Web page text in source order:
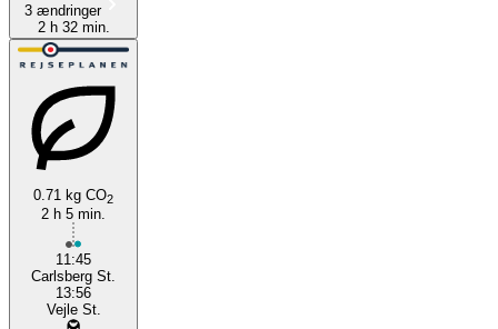
3 ændringer
2 h 32 min.
0.71 kg CO2
2 h 5 min.
11:45
Carlsberg St.
13:56
Vejle St.